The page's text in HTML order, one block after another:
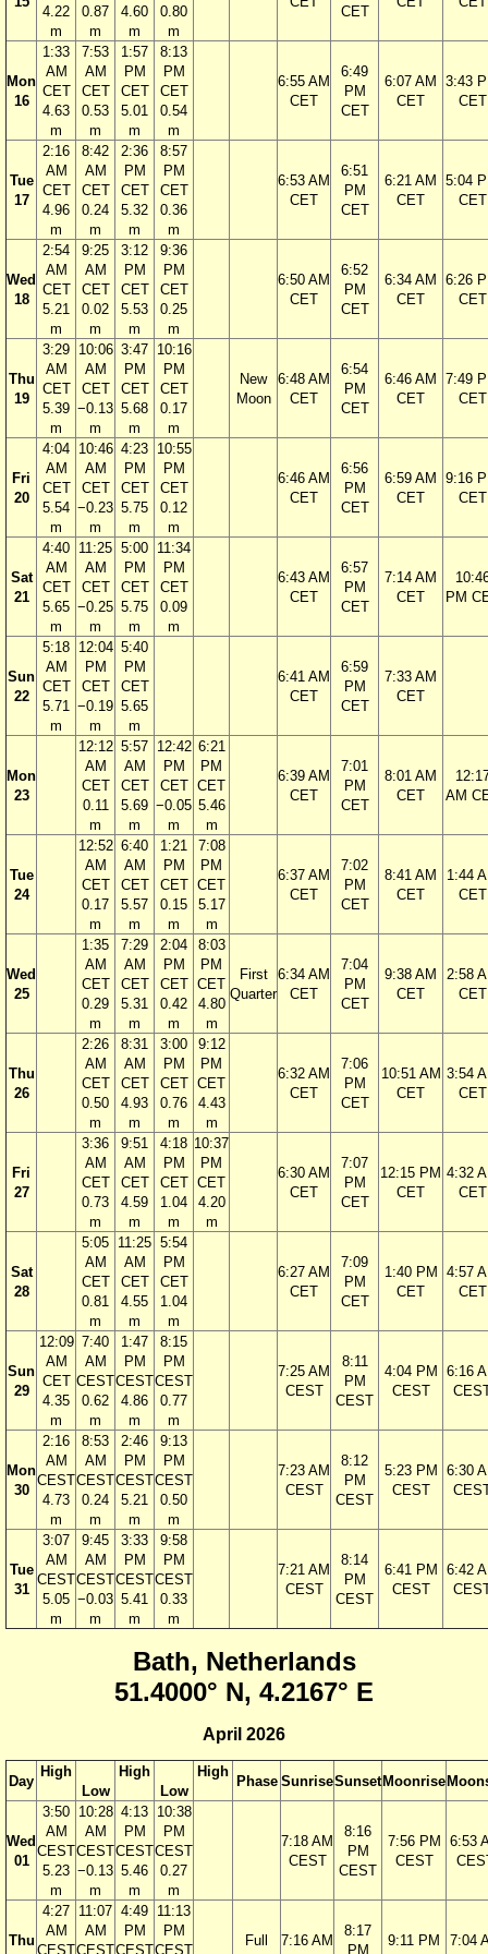
4.22
m
0.87
m
4.60
m
0.80
m
CET
Mon
16
1:33
AM
CET
4.63
m
7:53
AM
CET
0.53
m
1:57
PM
CET
5.01
m
8:13
PM
CET
0.54
m
6:55 AM
CET
6:49
PM
CET
6:07 AM
CET
3:43
CET
Tue
17
2:16
AM
CET
4.96
m
8:42
AM
CET
0.24
m
2:36
PM
CET
5.32
m
8:57
PM
CET
0.36
m
6:53 AM
CET
6:51
PM
CET
6:21 AM
CET
5:04
CET
Wed
18
2:54
AM
CET
5.21
m
9:25
AM
CET
0.02
m
3:12
PM
CET
5.53
m
9:36
PM
CET
0.25
m
6:50 AM
CET
6:52
PM
CET
6:34 AM
CET
6:26
CET
Thu
19
3:29
AM
CET
5.39
m
10:06
AM
CET
−0.13
m
3:47
PM
CET
5.68
m
10:16
PM
CET
0.17
m
New
Moon
6:48 AM
CET
6:54
PM
CET
6:46 AM
CET
7:49
CET
Fri
20
4:04
AM
CET
5.54
m
10:46
AM
CET
−0.23
m
4:23
PM
CET
5.75
m
10:55
PM
CET
0.12
m
6:46 AM
CET
6:56
PM
CET
6:59 AM
CET
9:16
CET
Sat
21
4:40
AM
CET
5.65
m
11:25
AM
CET
−0.25
m
5:00
PM
CET
5.75
m
11:34
PM
CET
0.09
m
6:43 AM
CET
6:57
PM
CET
7:14 AM
CET
PM
Sun
22
5:18
AM
CET
5.71
m
12:04
PM
CET
−0.19
m
5:40
PM
CET
5.65
m
6:41 AM
CET
6:59
PM
CET
7:33 AM
CET
Mon
23
12:12
AM
CET
0.11
m
5:57
AM
CET
5.69
m
12:42
PM
CET
−0.05
m
6:21
PM
CET
5.46
m
6:39 AM
CET
7:01
PM
CET
8:01 AM
CET
AM
Tue
24
12:52
AM
CET
0.17
m
6:40
AM
CET
5.57
m
1:21
PM
CET
0.15
m
7:08
PM
CET
5.17
m
6:37 AM
CET
7:02
PM
CET
8:41 AM
CET
1:44
CET
Wed
25
1:35
AM
CET
0.29
m
7:29
AM
CET
5.31
m
2:04
PM
CET
0.42
m
8:03
PM
CET
4.80
m
First
Quarter
6:34 AM
CET
7:04
PM
CET
9:38 AM
CET
2:58
CET
Thu
26
2:26
AM
CET
0.50
m
8:31
AM
CET
4.93
m
3:00
PM
CET
0.76
m
9:12
PM
CET
4.43
m
6:32 AM
CET
7:06
PM
CET
10:51 AM
CET
3:54
CET
Fri
27
3:36
AM
CET
0.73
m
9:51
AM
CET
4.59
m
4:18
PM
CET
1.04
m
10:37
PM
CET
4.20
m
6:30 AM
CET
7:07
PM
CET
12:15 PM
CET
4:32
CET
Sat
28
5:05
AM
CET
0.81
m
11:25
AM
CET
4.55
m
5:54
PM
CET
1.04
m
6:27 AM
CET
7:09
PM
CET
1:40 PM
CET
4:57
CET
Sun
29
12:09
AM
CET
4.35
m
7:40
AM
CEST
0.62
m
1:47
PM
CEST
4.86
m
8:15
PM
CEST
0.77
m
7:25 AM
CEST
8:11
PM
CEST
4:04 PM
CEST
6:16
Mon
30
2:16
AM
CEST
4.73
m
8:53
AM
CEST
0.24
m
2:46
PM
CEST
5.21
m
9:13
PM
CEST
0.50
m
7:23 AM
CEST
8:12
PM
CEST
5:23 PM
CEST
6:30
Tue
31
3:07
AM
CEST
5.05
m
9:45
AM
CEST
−0.03
m
3:33
PM
CEST
5.41
m
9:58
PM
CEST
0.33
m
7:21 AM
CEST
8:14
PM
CEST
6:41 PM
CEST
6:42
Bath, Netherlands
51.4000° N, 4.2167° E
April 2026
Day
High
Low
High
Low
High
Phase SunriseSunsetMoonrise
Wed
01
3:50
AM
CEST
5.23
m
10:28
AM
CEST
−0.13
m
4:13
PM
CEST
5.46
m
10:38
PM
CEST
0.27
m
7:18 AM
CEST
8:16
PM
CEST
7:56 PM
CEST
6:53
Thu
4:27
AM
CEST
11:07
AM
CEST
4:49
PM
CEST
11:13
PM
CEST
Full
7:16 AM
8:17
PM
9:11 PM
7:04